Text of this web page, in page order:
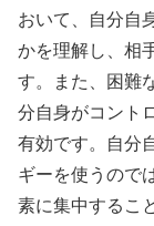
おいて、自分自
かを理解し、相
す。また、困難
分自身がコント
有効です。自分
ギーを使うので
素に集中するこ